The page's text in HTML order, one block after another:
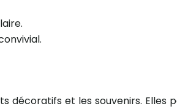
décoratifs et les souvenirs.